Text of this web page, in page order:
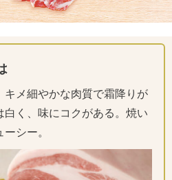
キメ細やかな肉質で霜降りが
白く、味にコクがある。焼い
シー。